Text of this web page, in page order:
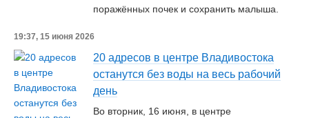
поражённых почек и сохранить малыша.
19:37, 15 июня 2026
20 адресов в центре Владивостока
останутся без воды на весь рабочий
день
Во вторник, 16 июня, в центре